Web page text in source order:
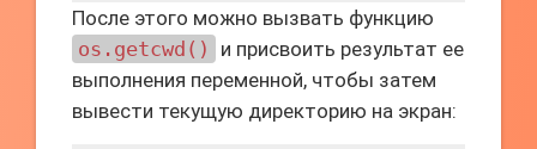
После этого можно вызвать функцию
os.getcwd()
и присвоить результат ее
выполнения переменной, чтобы затем
вывести текущую директорию на экран: